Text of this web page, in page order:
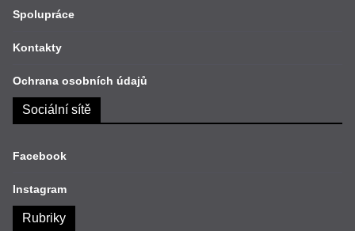
Spolupráce
Kontakty
Ochrana osobních údajů
Sociální sítě
Facebook
Instagram
Rubriky